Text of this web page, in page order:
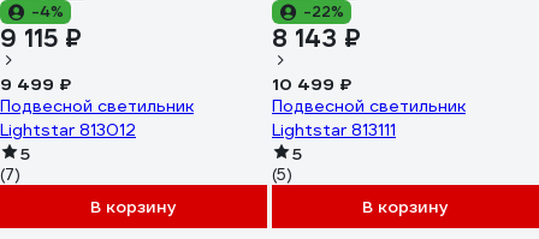
-4%
9 115 ₽
9 499 ₽
Подвесной светильник
Lightstar 813012
5
(7)
В корзину
-22%
8 143 ₽
10 499 ₽
Подвесной светильник
Lightstar 813111
5
(5)
В корзину